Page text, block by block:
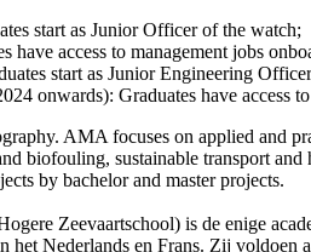
start as Junior Officer of the watch;
have access to management jobs
start as Junior Engineering
onwards): Graduates have access
AMA focuses on applied and
biofouling, sustainable transport
by bachelor and master projects.
Zeevaartschool) is de enige
het Nederlands en Frans. Zij